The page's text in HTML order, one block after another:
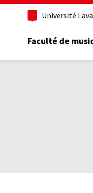
Aller
principal
Université
Faculté de